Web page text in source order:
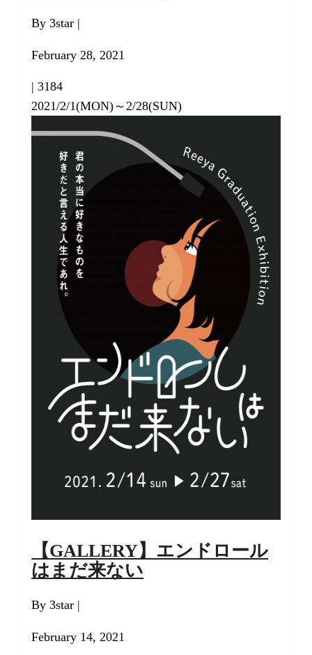
By 3star |
February 28, 2021
|3184
2021/2/1(MON)～2/28(SUN)
【GALLERY】エンドロール
はまだ来ない
By 3star |
February 14, 2021